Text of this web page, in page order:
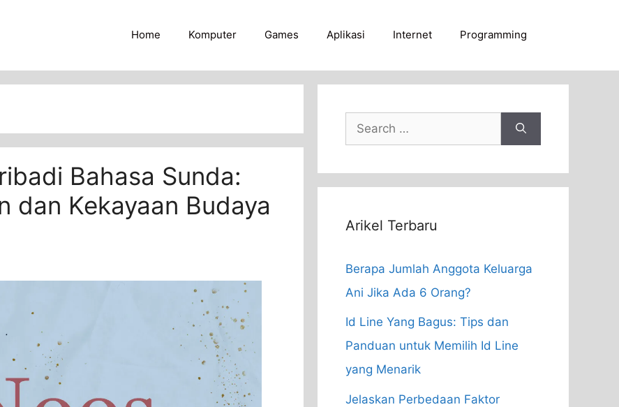
Home Komputer Games Aplikasi Internet Programming
Bahasa Sunda:
dan Kekayaan Budaya
Search
for:
Arikel Terbaru
Berapa Jumlah Anggota Keluarga
Ani Jika Ada 6 Orang?
Id Line Yang Bagus: Tips dan
Panduan untuk Memilih Id Line
yang Menarik
Jelaskan Perbedaan Faktor